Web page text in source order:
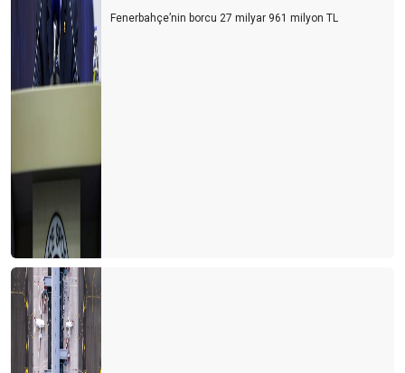
Fenerbahçe’nin borcu 27 milyar 961 milyon TL